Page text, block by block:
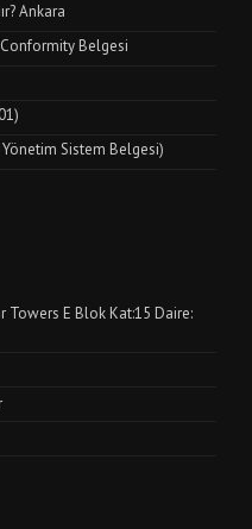
Ankara
Belgesi
Sistem Belgesi)
Towers E Blok Kat:15 Daire: